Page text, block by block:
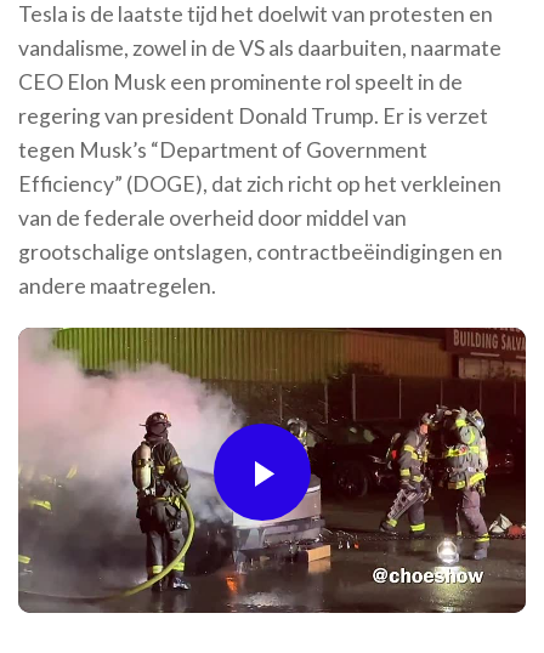
Tesla is de laatste tijd het doelwit van protesten en
vandalisme, zowel in de VS als daarbuiten, naarmate
CEO Elon Musk een prominente rol speelt in de
regering van president Donald Trump. Er is verzet
tegen Musk’s “Department of Government
Efficiency” (DOGE), dat zich richt op het verkleinen
van de federale overheid door middel van
grootschalige ontslagen, contractbeëindigingen en
andere maatregelen.
Play
Video